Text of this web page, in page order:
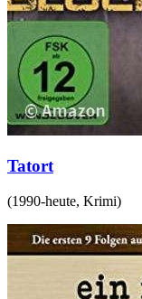
Tatort
(1990-heute, Krimi)